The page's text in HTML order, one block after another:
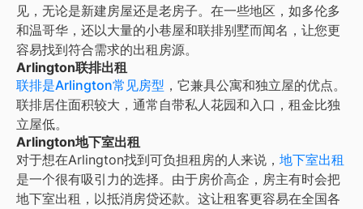
见，无论是新建房屋还是老房子。在一些地区，如多伦多
和温哥华，还以大量的小巷屋和联排别墅而闻名，让您更
容易找到符合需求的出租房源。
Arlington联排出租
联排是Arlington常见房型 ，它兼具公寓和独立屋的优点。
联排居住面积较大，通常自带私人花园和入口，租金比独
立屋低。
Arlington地下室出租
对于想在Arlington找到可负担租房的人来说， 地下室出租
是一个很有吸引力的选择。由于房价高企，房主有时会把
地下室出租，以抵消房贷还款。这让租客更容易在全国各